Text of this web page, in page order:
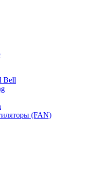
Bell
(FAN)